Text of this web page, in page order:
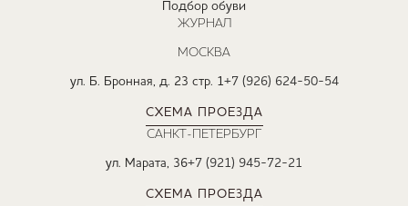
Подбор обуви
ЖУРНАЛ
МОСКВА
ул. Б. Бронная, д. 23 стр. 1+7 (926) 624-50-54
СХЕМА ПРОЕЗДА
САНКТ-ПЕТЕРБУРГ
ул. Марата, 36+7 (921) 945-72-21
СХЕМА ПРОЕЗДА